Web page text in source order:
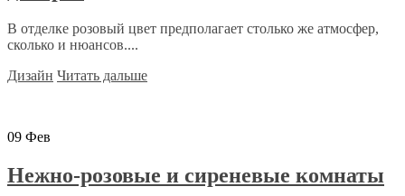
В отделке розовый цвет предполагает столько же атмосфер,
сколько и нюансов....
Дизайн Читать дальше
09 Фев
Нежно-розовые и сиреневые комнаты